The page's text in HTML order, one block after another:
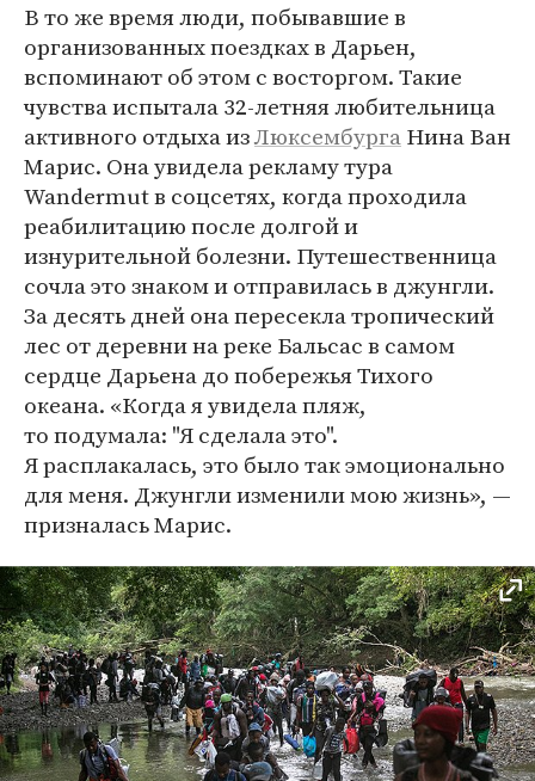
В то же время люди, побывавшие в
организованных поездках в Дарьен,
вспоминают об этом с восторгом. Такие
чувства испытала 32-летняя любительница
активного отдыха изЛюксембургаНина Ван
Марис. Она увидела рекламу тура
Wandermut в соцсетях, когда проходила
реабилитацию после долгой и
изнурительной болезни. Путешественница
сочла это знаком и отправилась в джунгли.
За десять дней она пересекла тропический
лес от деревни на реке Бальсас в самом
сердце Дарьена до побережья Тихого
океана. «Когда я увидела пляж,
то подумала: "Я сделала это".
Я расплакалась, это было так эмоционально
для меня. Джунгли изменили мою жизнь», —
призналась Марис.